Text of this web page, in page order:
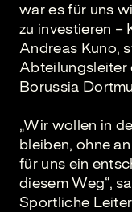
war es für uns
zu investieren –
Andreas Kuno,
Abteilungsleiter
Borussia
„Wir wollen in
bleiben, ohne
für uns ein
diesem Weg“,
Sportliche